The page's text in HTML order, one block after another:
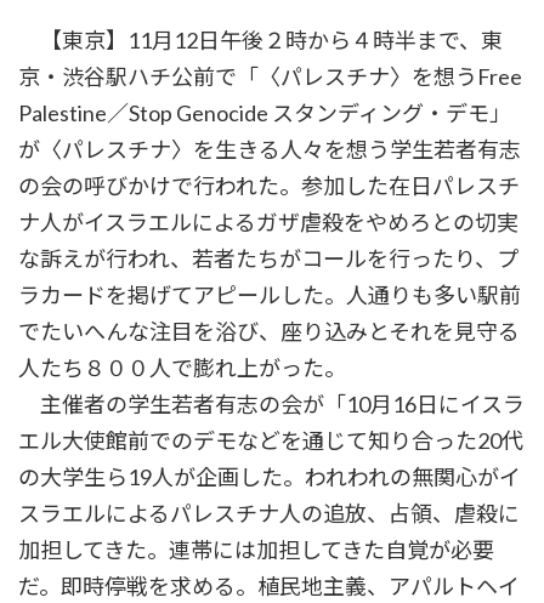
【東京】11月12日午後２時から４時半まで、東
京・渋谷駅ハチ公前で「〈パレスチナ〉を想うFree
Palestine／Stop Genocide スタンディング・デモ」
が〈パレスチナ〉を生きる人々を想う学生若者有志
の会の呼びかけで行われた。参加した在日パレスチ
ナ人がイスラエルによるガザ虐殺をやめろとの切実
な訴えが行われ、若者たちがコールを行ったり、プ
ラカードを掲げてアピールした。人通りも多い駅前
でたいへんな注目を浴び、座り込みとそれを見守る
人たち８００人で膨れ上がった。
主催者の学生若者有志の会が「10月16日にイスラ
エル大使館前でのデモなどを通じて知り合った20代
の大学生ら19人が企画した。われわれの無関心がイ
スラエルによるパレスチナ人の追放、占領、虐殺に
加担してきた。連帯には加担してきた自覚が必要
だ。即時停戦を求める。植民地主義、アパルトヘイ